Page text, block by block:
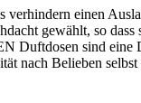
einen
gewählt, so dass
Duftdosen sind eine
nach Belieben